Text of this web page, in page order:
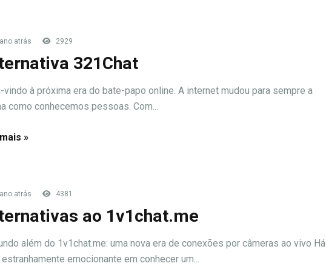
atrás 2929
321Chat
vindo à próxima era do bate-papo online. A internet mudou para sempre a
como conhecemos pessoas. Com...
»
atrás 4381
ao 1v1chat.me
além do 1v1chat.me: uma nova era de conexões por câmeras ao vivo Há
emocionante em conhecer um...